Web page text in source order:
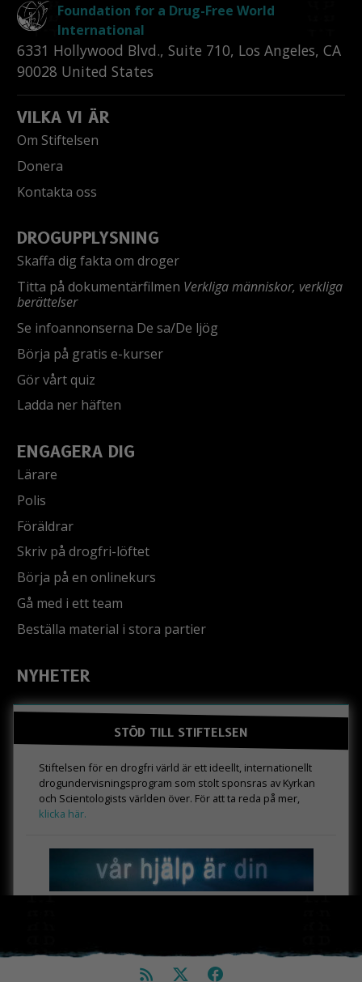
Foundation for a Drug-Free World
International
6331 Hollywood Blvd., Suite 710, Los Angeles, CA
90028 United States
VILKA VI ÄR
Om Stiftelsen
Donera
Kontakta oss
DROGUPPLYSNING
Skaffa dig fakta om droger
Titta på dokumentärfilmen Verkliga människor, verkliga
berättelser
Se infoannonserna De sa/De ljög
Börja på gratis e-kurser
Gör vårt quiz
Ladda ner häften
ENGAGERA DIG
Lärare
Polis
Föräldrar
Skriv på drogfri-löftet
Börja på en onlinekurs
Gå med i ett team
Beställa material i stora partier
NYHETER
STÖD TILL STIFTELSEN
Stiftelsen för en drogfri värld är ett ideellt, internationellt
drogundervisningsprogram som stolt sponsras av Kyrkan
och Scientologists världen över. För att ta reda på mer,
klicka här.